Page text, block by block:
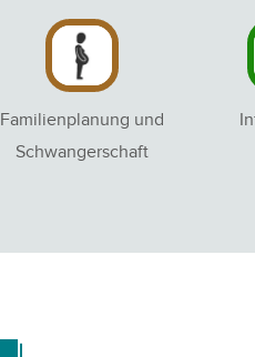
Familienplanung und
Schwangerschaft